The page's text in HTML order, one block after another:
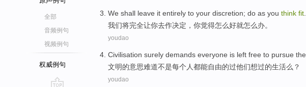
全部
音频例句
视频例句
权威例句
We shall leave it entirely to your discretion; do as you think fit
我们将完全让你去作决定 ， 你觉得怎么好就怎么办。
youdao
Civilisation surely demands everyone is left free to pursue
文明的意思难道不是每个人都能自由的过他们想过的生活么？
youdao